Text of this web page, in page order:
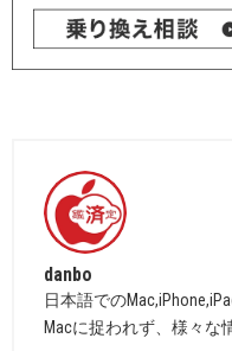
danbo
日本語での
Macに捉われず、様々な